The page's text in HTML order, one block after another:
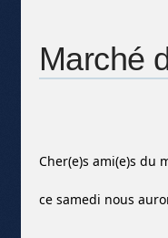
Marché
Cher(e)s ami(e)s du
ce samedi nous